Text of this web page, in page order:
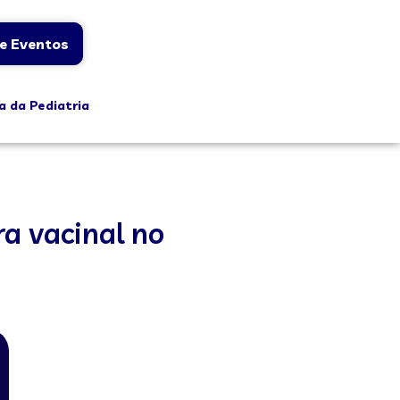
Eventos
da Pediatria
vacinal no